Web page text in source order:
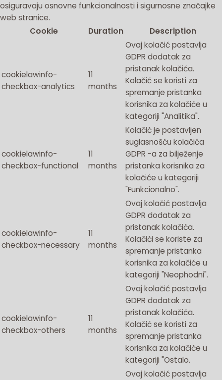
osiguravaju osnovne funkcionalnosti i sigurnosne značajke
web stranice.
Cookie
Duration Description
cookielawinfo-
checkbox-analytics
11
months
Ovaj kolačić postavlja
GDPR dodatak za
pristanak kolačića.
Kolačić se koristi za
spremanje pristanka
korisnika za kolačiće u
kategoriji "Analitika".
cookielawinfo-
checkbox-functional
11
months
Kolačić je postavljen
suglasnošću kolačića
GDPR -a za bilježenje
pristanka korisnika za
kolačiće u kategoriji
"Funkcionalno".
cookielawinfo-
checkbox-necessary
11
months
Ovaj kolačić postavlja
GDPR dodatak za
pristanak kolačića.
Kolačići se koriste za
spremanje pristanka
korisnika za kolačiće u
kategoriji "Neophodni".
cookielawinfo-
checkbox-others
11
months
Ovaj kolačić postavlja
GDPR dodatak za
pristanak kolačića.
Kolačić se koristi za
spremanje pristanka
korisnika za kolačiće u
kategoriji "Ostalo.
Ovaj kolačić postavlja